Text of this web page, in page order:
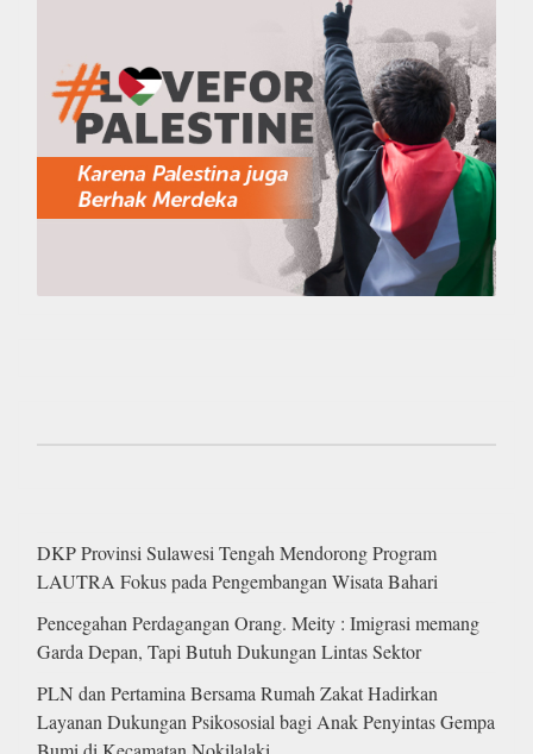
DKP Provinsi Sulawesi Tengah Mendorong Program
LAUTRA Fokus pada Pengembangan Wisata Bahari
Pencegahan Perdagangan Orang. Meity : Imigrasi memang
Garda Depan, Tapi Butuh Dukungan Lintas Sektor
PLN dan Pertamina Bersama Rumah Zakat Hadirkan
Layanan Dukungan Psikososial bagi Anak Penyintas Gempa